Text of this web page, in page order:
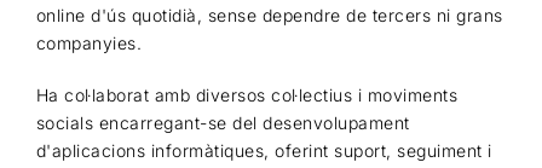
online d'ús quotidià, sense dependre de tercers ni grans
companyies.
Ha col·laborat amb diversos col·lectius i moviments
socials encarregant-se del desenvolupament
d'aplicacions informàtiques, oferint suport, seguiment i